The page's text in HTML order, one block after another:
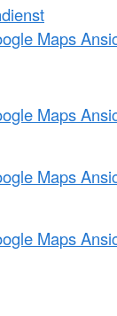
Maps
Maps
Maps
Maps